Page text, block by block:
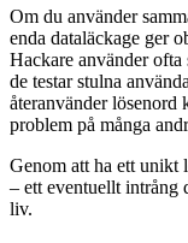
Om du använder
enda dataläckage ger
Hackare använder ofta
de testar stulna
återanvänder lösenord
problem på många
Genom att ha ett unikt
– ett eventuellt intrång
liv.